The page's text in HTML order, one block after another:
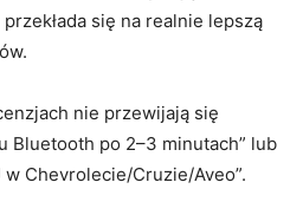
się na realnie lepszą
nie przewijają się
Bluetooth po 2–3 minutach” lub
w Chevrolecie/Cruzie/Aveo”.